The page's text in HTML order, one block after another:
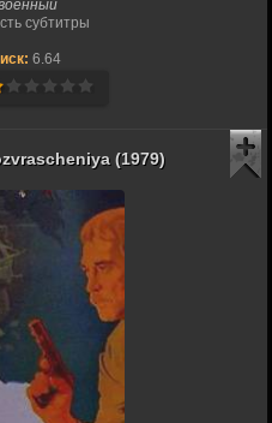
субтитры
6.64
(1979)